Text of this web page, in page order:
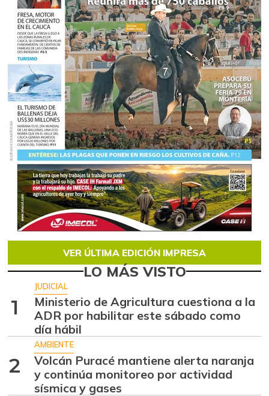
VER ÚLTIMA EDICIÓN IMPRESA
LO MÁS VISTO
1
JUDICIAL
Ministerio de Agricultura cuestiona a la
ADR por habilitar este sábado como
día hábil
2
AMBIENTE
Volcán Puracé mantiene alerta naranja
y continúa monitoreo por actividad
sísmica y gases